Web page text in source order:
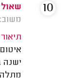
שאול
משוב: 12/02/2025
ישנה
10